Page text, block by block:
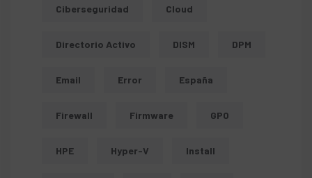
Ciberseguridad Cloud
Directorio Activo DISM DPM
Email Error España
Firewall Firmware GPO
HPE Hyper-V Install